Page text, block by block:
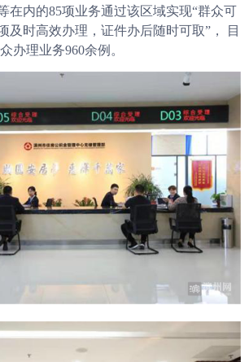
在内的85项业务通过该区域实现“群众可
及时高效办理，证件办后随时可取”， 目
办理业务960余例。